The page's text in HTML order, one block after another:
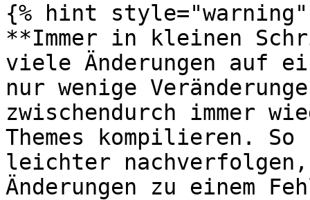
{% hint style="warning"
**Immer in kleinen
viele Änderungen auf
nur wenige
zwischendurch immer
Themes kompilieren.
leichter
Änderungen zu einem